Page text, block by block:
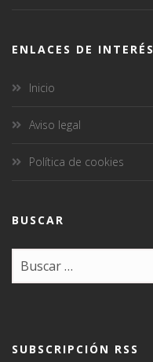
ENLACES DE INTERÉS
Inicio
Aviso legal
Política de cookies
BUSCAR
SUBSCRIPCIÓN RSS